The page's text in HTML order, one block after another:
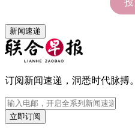
新闻速递
订阅新闻速递，洞悉时代脉搏。
立即订阅